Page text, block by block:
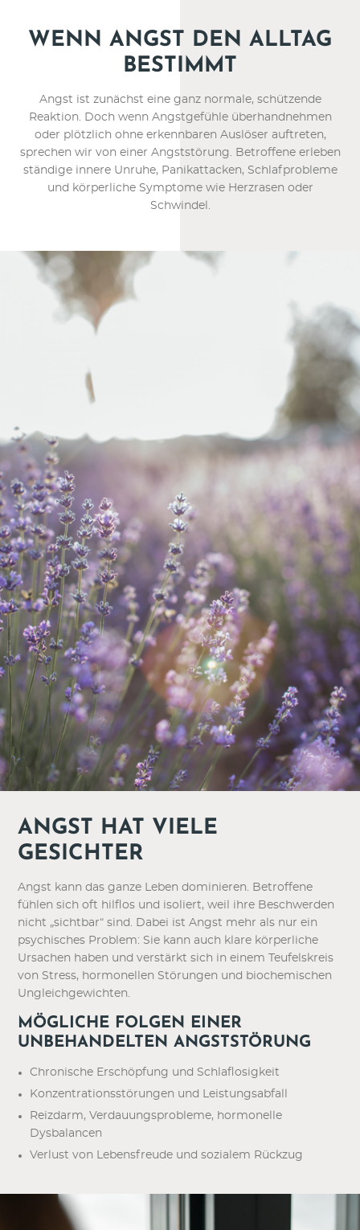
Erkrankung Magen-Darm-
ANGSSTÖRUNG
WENN ANGST DEN ALLTAG
BESTIMMT
Angst ist zunächst eine ganz normale, schützende
Reaktion. Doch wenn Angstgefühle überhandnehmen
oder plötzlich ohne erkennbaren Auslöser auftreten,
sprechen wir von einer Angststörung. Betroffene erleben
ständige innere Unruhe, Panikattacken, Schlafprobleme
und körperliche Symptome wie Herzrasen oder
Schwindel.
ANGST HAT VIELE
GESICHTER
Angst kann das ganze Leben dominieren. Betroffene
fühlen sich oft hilflos und isoliert, weil ihre Beschwerden
nicht „sichtbar“ sind. Dabei ist Angst mehr als nur ein
psychisches Problem: Sie kann auch klare körperliche
Ursachen haben und verstärkt sich in einem Teufelskreis
von Stress, hormonellen Störungen und biochemischen
Ungleichgewichten.
MÖGLICHE FOLGEN EINER
UNBEHANDELTEN ANGSTSTÖRUNG
Chronische Erschöpfung und Schlaflosigkeit
Konzentrationsstörungen und Leistungsabfall
Reizdarm, Verdauungsprobleme, hormonelle
Dysbalancen
Verlust von Lebensfreude und sozialem Rückzug